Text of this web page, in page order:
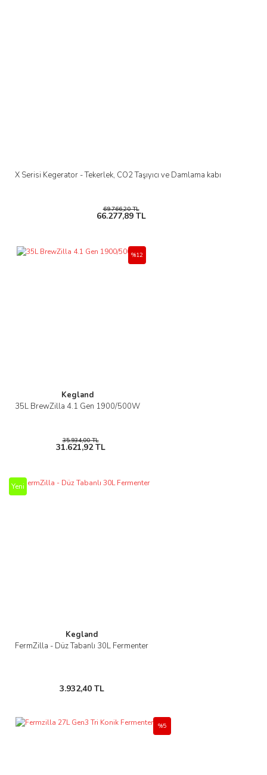
X Serisi Kegerator - Tekerlek, CO2 Taşıyıcı ve Damlama kabı
69.766,20 TL
66.277,89 TL
Kegland
35L BrewZilla 4.1 Gen 1900/500W
%12
35.934,00 TL
31.621,92 TL
Yeni
Kegland
FermZilla - Düz Tabanlı 30L Fermenter
3.932,40 TL
%5